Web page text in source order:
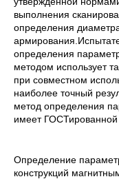
выполнения
определения
определения
методом использует
при совместном
наиболее точный
метод определения
имеет ГОСТированной
Определение
конструкций